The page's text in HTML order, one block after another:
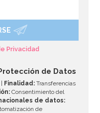
y blancas
Privacidad
de Datos
Finalidad: Transferencias
Consentimiento del
de datos:
de